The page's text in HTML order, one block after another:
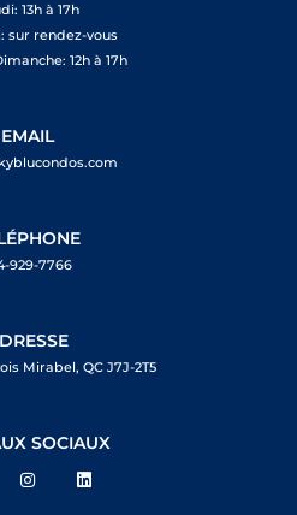
13h à 17h
sur rendez-vous
12h à 17h
EMAIL
929-7766
Mirabel, QC J7J-2T5
SOCIAUX